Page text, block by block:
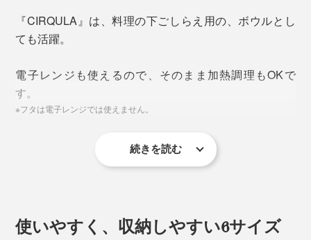
『CIRQULA』は、料理の下ごしらえ用の、ボウルとし
ても活躍。
電子レンジも使えるので、そのまま加熱調理もOKで
す。
※フタは電子レンジでは使えません。
続きを読む
使いやすく、収納しやすい6サイズ